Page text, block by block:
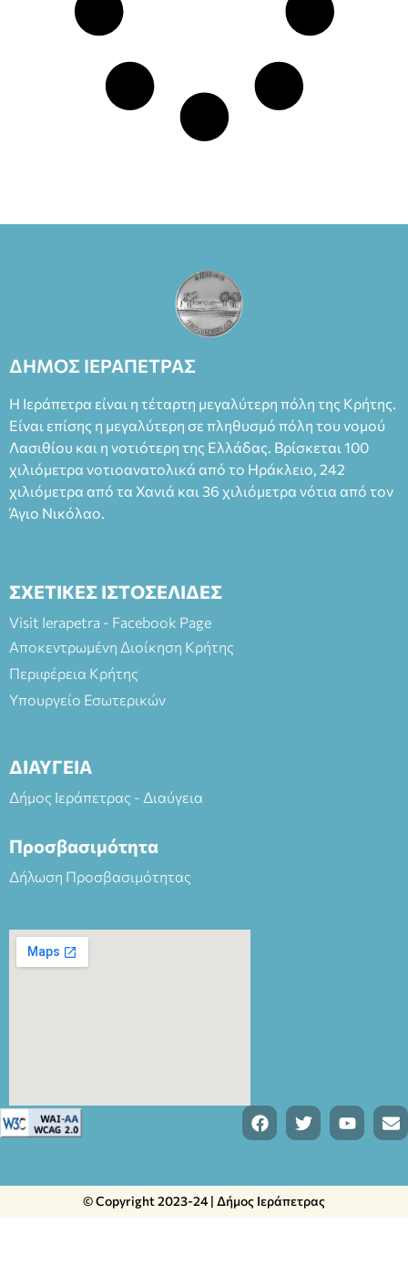
ΔΗΜΟΣ ΙΕΡΑΠΕΤΡΑΣ
Η Ιεράπετρα είναι η τέταρτη μεγαλύτερη πόλη της Κρήτης.
Είναι επίσης η μεγαλύτερη σε πληθυσμό πόλη του νομού
Λασιθίου και η νοτιότερη της Ελλάδας. Βρίσκεται 100
χιλιόμετρα νοτιοανατολικά από το Ηράκλειο, 242
χιλιόμετρα από τα Χανιά και 36 χιλιόμετρα νότια από τον
Άγιο Νικόλαο.
ΣΧΕΤΙΚΕΣ ΙΣΤΟΣΕΛΙΔΕΣ
Visit Ierapetra - Facebook Page
Αποκεντρωμένη Διοίκηση Κρήτης
Περιφέρεια Κρήτης
Υπουργείο Εσωτερικών
ΔΙΑΥΓΕΙΑ
Δήμος Ιεράπετρας - Διαύγεια
Προσβασιμότητα
Δήλωση Προσβασιμότητας
© Copyright 2023-24 | Δήμος Ιεράπετρας